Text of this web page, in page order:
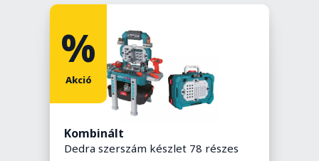
Kombinált
Dedra szerszám készlet 78 részes
%
Akció